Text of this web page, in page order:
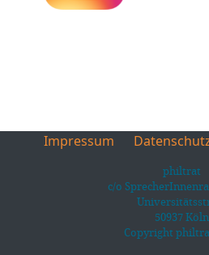
Impressum
philtrat
c/o
50937 Köln
Copyright